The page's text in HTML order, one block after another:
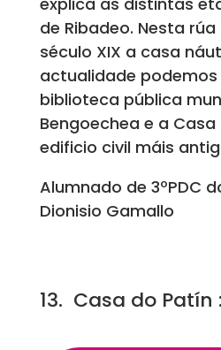
de Ribadeo. Nesta
século XIX a casa
actualidade
biblioteca pública
Bengoechea e a
edificio civil máis
Alumnado de 3ºPDC
Dionisio Gamallo
13. Casa do Patín :